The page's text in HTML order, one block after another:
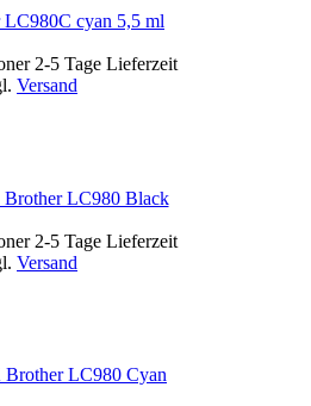
Versand
Versand